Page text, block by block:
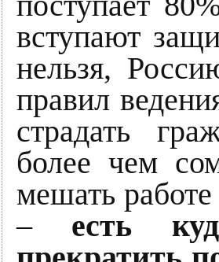
вступают
нельзя,
правил
страдать
более чем
мешать
– есть